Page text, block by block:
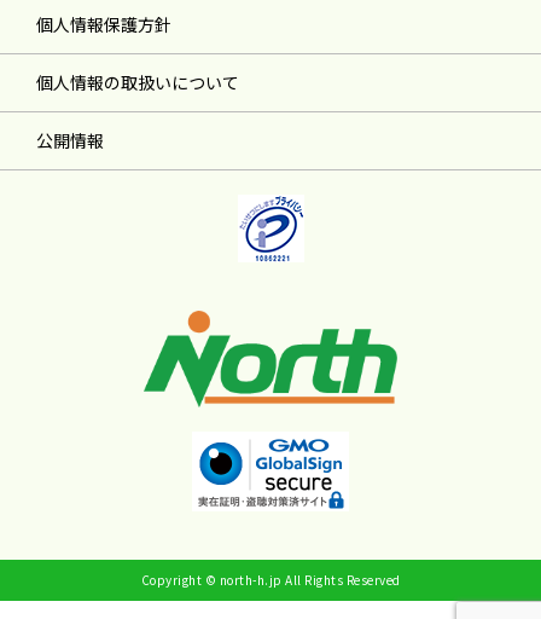
個人情報保護方針
個人情報の取扱いについて
公開情報
Copyright © north-h.jp All Rights Reserved